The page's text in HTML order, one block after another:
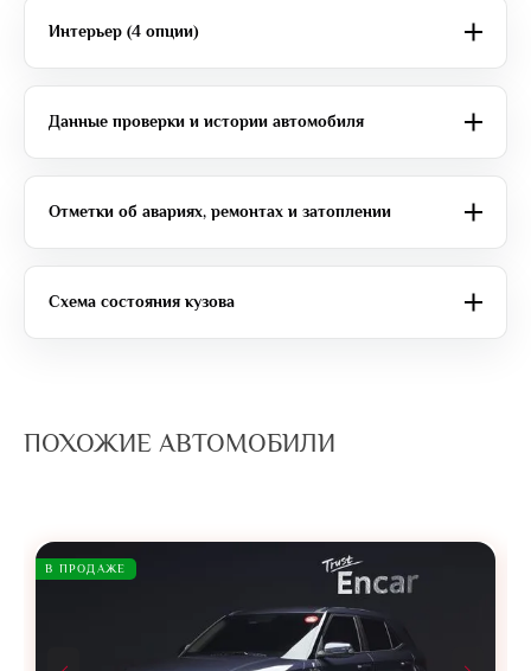
Интерьер (4 опции)
Данные проверки и истории автомобиля
Отметки об авариях, ремонтах и затоплении
Схема состояния кузова
ПОХОЖИЕ АВТОМОБИЛИ
В ПРОДАЖЕ